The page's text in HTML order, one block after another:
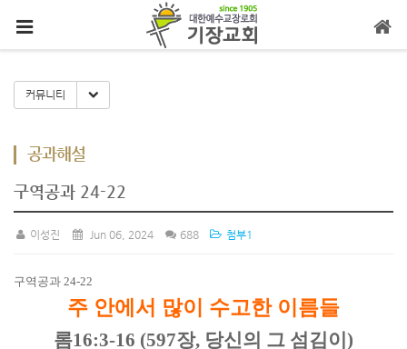
커뮤니티 Toggle Dropdown
공과해설
구역공과 24-22
이성진 Jun 06, 2024 688 첨부1
구역공과 24-22
주 안에서 많이 수고한 이름들
롬16:3-16 (597장, 당신의 그 섬김이 )